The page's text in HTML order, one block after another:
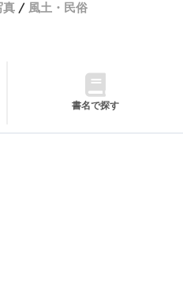
真 風土・民俗
書名で探す